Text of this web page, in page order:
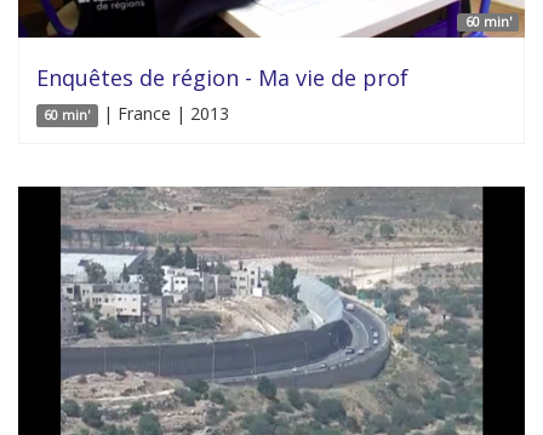
60 min'
Enquêtes de région - Ma vie de prof
60 min' | France | 2013